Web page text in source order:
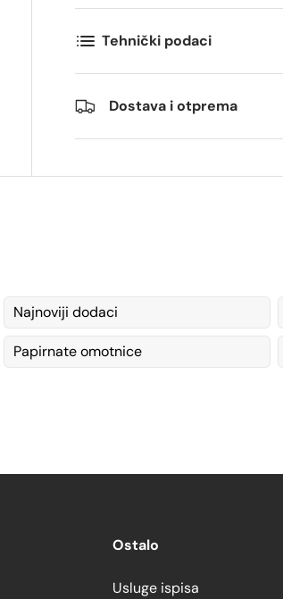
Tehnički podaci
Dostava i otprema
Najnoviji dodaci
Papirnate omotnice
Ostalo
Usluge ispisa